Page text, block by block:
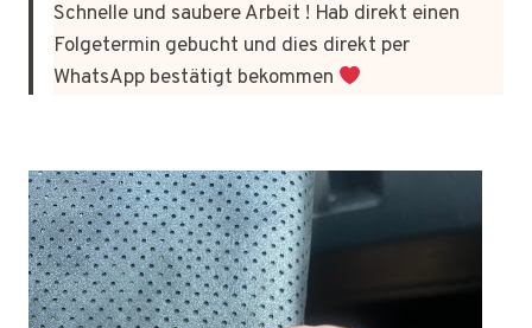
Schnelle und saubere Arbeit ! Hab direkt einen
Folgetermin gebucht und dies direkt per
WhatsApp bestätigt bekommen